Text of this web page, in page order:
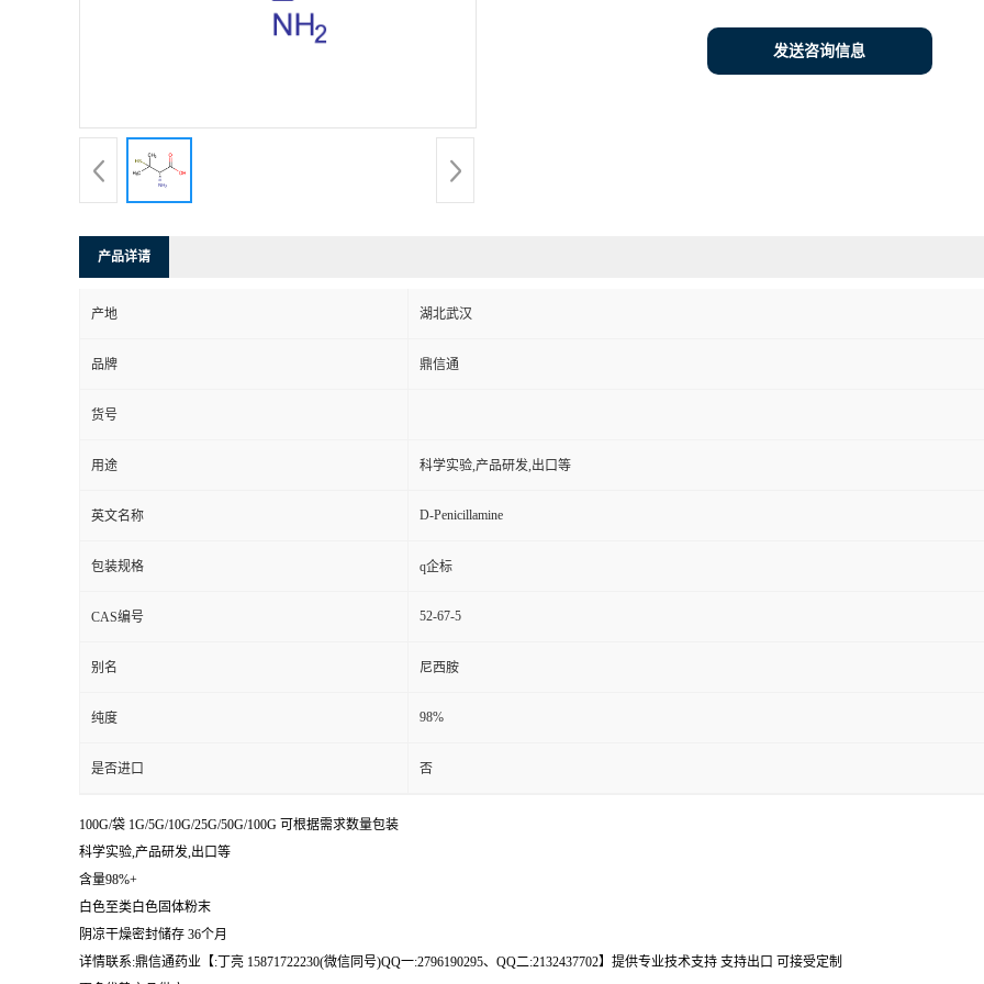
发送咨询信息
产品详请
产地 湖北武汉
品牌 鼎信通
货号
用途 科学实验,产品研发,出口等
英文名称 D-Penicillamine
包装规格 q企标
CAS编号 52-67-5
别名 尼西胺
纯度 98%
是否进口 否
100G/袋 1G/5G/10G/25G/50G/100G 可根据需求数量包装
科学实验,产品研发,出口等
含量98%+
白色至类白色固体粉末
阴凉干燥密封储存 36个月
详情联系:鼎信通药业【:丁亮 15871722230(微信同号)QQ一:2796190295、QQ二:2132437702】提供专业技术支持 支持出口 可接受定制